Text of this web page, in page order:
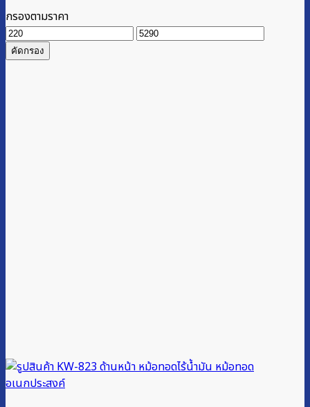
กรองตามราคา
ราคา
ต่ำ
สุด
ราคา
คัดกรอง